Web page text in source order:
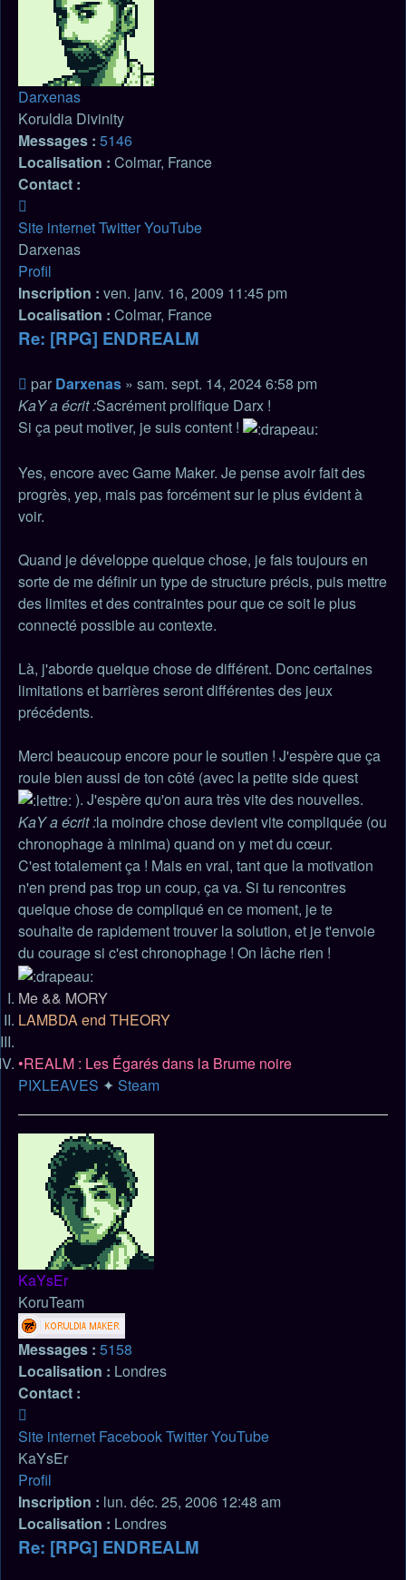
Darxenas
Koruldia Divinity
Messages : 5146
Localisation : Colmar, France
Contact :
Darxenas
Site internetTwitterYouTube
Darxenas
Profil
Inscription : ven. janv. 16, 2009 11:45 pm
Localisation : Colmar, France
Re: [RPG] ENDREALM
Message
non
lu
par Darxenas » sam. sept. 14, 2024 6:58 pm
KaY a écrit :Sacrément prolifique Darx !
Si ça peut motiver, je suis content !
Yes, encore avec Game Maker. Je pense avoir fait des
progrès, yep, mais pas forcément sur le plus évident à
voir.
Quand je développe quelque chose, je fais toujours en
sorte de me définir un type de structure précis, puis mettre
des limites et des contraintes pour que ce soit le plus
connecté possible au contexte.
Là, j'aborde quelque chose de différent. Donc certaines
limitations et barrières seront différentes des jeux
précédents.
Merci beaucoup encore pour le soutien ! J'espère que ça
roule bien aussi de ton côté (avec la petite side quest
). J'espère qu'on aura très vite des nouvelles.
KaY a écrit :la moindre chose devient vite compliquée (ou
chronophage à minima) quand on y met du cœur.
C'est totalement ça ! Mais en vrai, tant que la motivation
n'en prend pas trop un coup, ça va. Si tu rencontres
quelque chose de compliqué en ce moment, je te
souhaite de rapidement trouver la solution, et je t'envoie
du courage si c'est chronophage ! On lâche rien !
Me && MORY
LAMBDA end THEORY
•REALM : Les Égarés dans la Brume noire
PIXLEAVES ✦ Steam
KaYsEr
KoruTeam
Messages : 5158
Localisation : Londres
Contact :
KaYsEr
Site internet FacebookTwitterYouTube
KaYsEr
Profil
Inscription : lun. déc. 25, 2006 12:48 am
Localisation : Londres
Re: [RPG] ENDREALM